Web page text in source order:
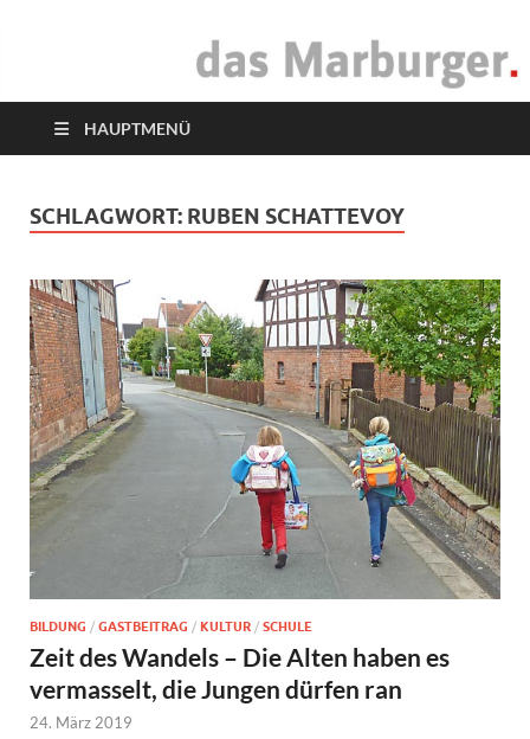
das Marburger.
HAUPTMENÜ
SCHLAGWORT: RUBEN SCHATTEVOY
BILDUNG / GASTBEITRAG / KULTUR / SCHULE
Zeit des Wandels – Die Alten haben es
vermasselt, die Jungen dürfen ran
24. März 2019